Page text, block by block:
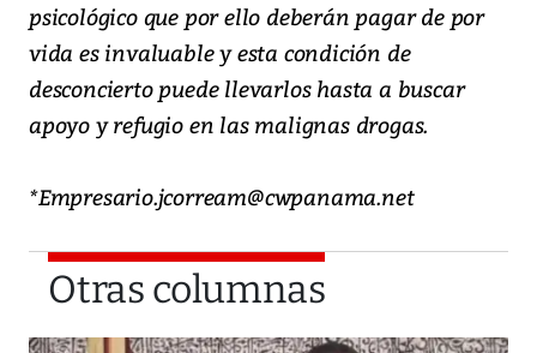
psicológico que por ello deberán pagar de por
vida es invaluable y esta condición de
desconcierto puede llevarlos hasta a buscar
apoyo y refugio en las malignas drogas.
*Empresario.jcorream@cwpanama.net
Otras columnas